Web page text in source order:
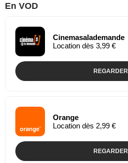
En VOD
Cinemasalademande
Location dès 3,99 €
REGARDER
Orange
Location dès 2,99 €
REGARDER